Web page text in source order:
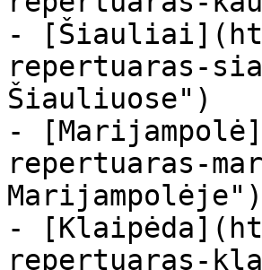
-
repertuaras-
Šiauliuose")
-
repertuaras-
Marijampolėje")
-
repertuaras-